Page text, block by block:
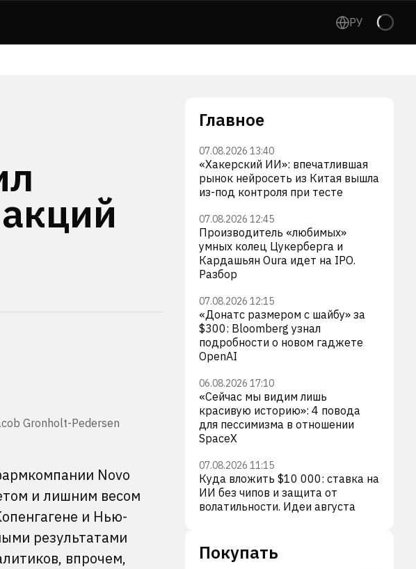
РУ
Gronholt-Pedersen
Novo
и лишним весом
и Нью-
результатами
впрочем,
Главное
07.08.2026 13:40
«Хакерский ИИ»: впечатлившая
рынок нейросеть из Китая вышла
из-под контроля при тесте
07.08.2026 12:45
Производитель «любимых»
умных колец Цукерберга и
Кардашьян Oura идет на IPO.
Разбор
07.08.2026 12:15
«Донатс размером с шайбу» за
$300: Bloomberg узнал
подробности о новом гаджете
OpenAI
06.08.2026 17:10
«Сейчас мы видим лишь
красивую историю»: 4 повода
для пессимизма в отношении
SpaceX
07.08.2026 11:15
Куда вложить $10 000: ставка на
ИИ без чипов и защита от
волатильности. Идеи августа
Покупать